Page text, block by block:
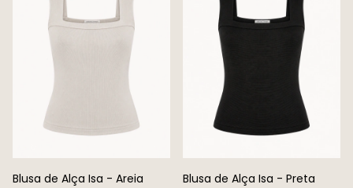
Blusa de Alça Isa - Areia Blusa de Alça Isa - Preta